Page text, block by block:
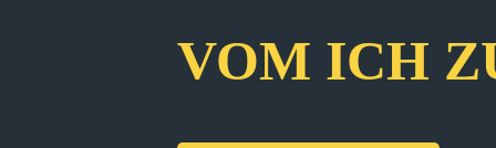
VOM ICH